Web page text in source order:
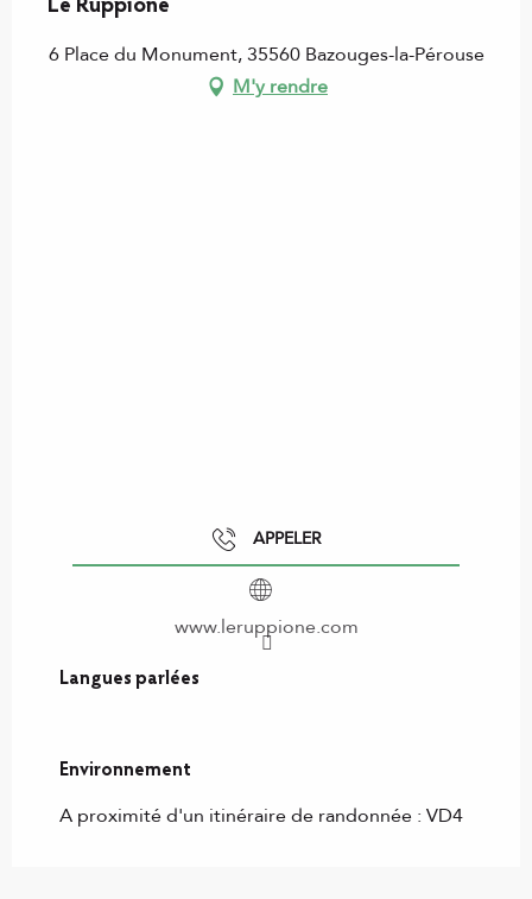
Le Ruppione
6 Place du Monument, 35560 Bazouges-la-Pérouse
M'y rendre
APPELER
www.leruppione.com
Langues parlées
Langues parlées
Environnement
Environnement
A proximité d'un itinéraire de randonnée : VD4